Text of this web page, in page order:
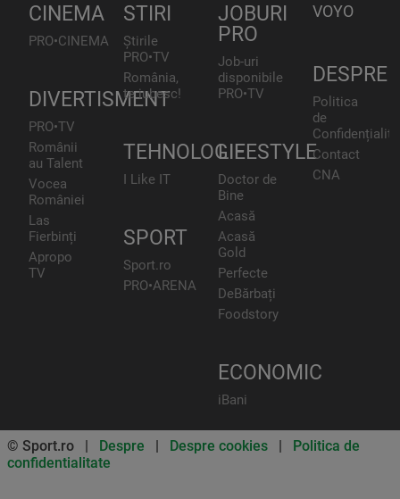
CINEMA
PRO•CINEMA
DIVERTISMENT
PRO•TV
Românii
au Talent
Vocea
României
Las
Fierbinți
Apropo
TV
STIRI
Știrile
PRO•TV
România,
te iubesc!
TEHNOLOGIE
I Like IT
SPORT
Sport.ro
PRO•ARENA
JOBURI
PRO
Job-uri
disponibile
PRO•TV
LIFESTYLE
Doctor de
Bine
Acasă
Acasă
Gold
Perfecte
DeBărbați
Foodstory
ECONOMIC
iBani
VOYO
DESPRE
Politica
de
Contact
CNA
© Sport.ro | Despre | Despre cookies | Politica de
confidentialitate